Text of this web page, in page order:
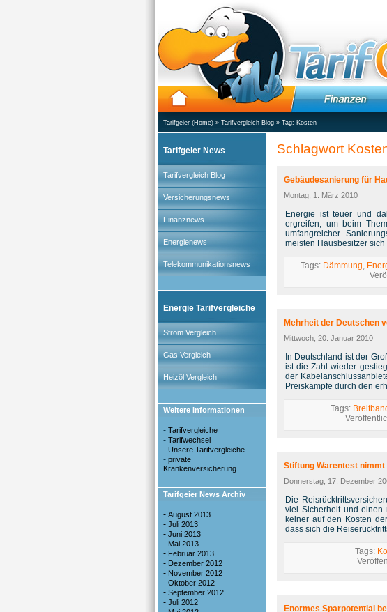
Tarifgeier (Home) » Tarifvergleich Blog » Tag: Kosten
Tarifgeier News
Tarifvergleich Blog
Versicherungsnews
Finanznews
Energienews
Telekommunikationsnews
Energie Tarifvergleiche
Strom Vergleich
Gas Vergleich
Heizöl Vergleich
Weitere Informationen
- Tarifvergleiche
- Tarifwechsel
- Unsere Tarifvergleiche
- private
Krankenversicherung
Tarifgeier News Archiv
- August 2013
- Juli 2013
- Juni 2013
- Mai 2013
- Februar 2013
- Dezember 2012
- November 2012
- Oktober 2012
- September 2012
- Juli 2012
Schlagwort
Gebäudesanierung für
Montag, 1. März 2010
Energie ist teuer und
ergreifen, um beim
umfangreicher
meisten Hausbesitzer
Tags: Dämmung,
Mehrheit der Deutschen
Mittwoch, 20. Januar 2010
In Deutschland ist der
ist die Zahl wieder
der
Preiskämpfe durch den
Tags:
Stiftung Warentest
Donnerstag, 17. Dezember
Die
viel Sicherheit und einen
keiner auf den Kosten
dass sich die
Tags:
Enormes Sparpotential